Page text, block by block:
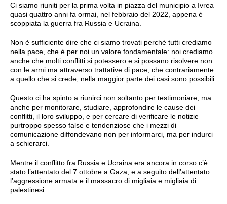
Ci siamo riuniti per la prima volta in piazza del municipio a Ivrea
quasi quattro anni fa ormai, nel febbraio del 2022, appena è
scoppiata la guerra fra Russia e Ucraina.
Non è sufficiente dire che ci siamo trovati perché tutti crediamo
nella pace, che è per noi un valore fondamentale: noi crediamo
anche che molti conflitti si potessero e si possano risolvere non
con le armi ma attraverso trattative di pace, che contrariamente
a quello che si crede, nella maggior parte dei casi sono possibili.
Questo ci ha spinto a riunirci non soltanto per testimoniare, ma
anche per monitorare, studiare, approfondire le cause dei
conflitti, il loro sviluppo, e per cercare di verificare le notizie
purtroppo spesso false e tendenziose che i mezzi di
comunicazione diffondevano non per informarci, ma per indurci
a schierarci.
Mentre il conflitto fra Russia e Ucraina era ancora in corso c’è
stato l’attentato del 7 ottobre a Gaza, e a seguito dell’attentato
l’aggressione armata e il massacro di migliaia e migliaia di
palestinesi.